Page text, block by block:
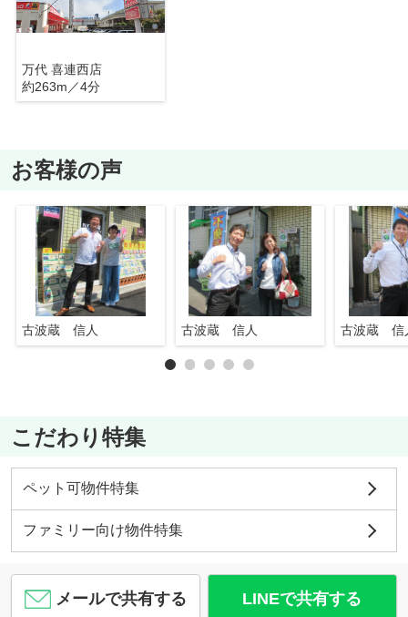
万代 喜連西店
約263m／4分
お客様の声
古波蔵 信人 古波蔵 信人 古波蔵 信
こだわり特集
ペット可物件特集
ファミリー向け物件特集
メールで共有する LINEで共有する